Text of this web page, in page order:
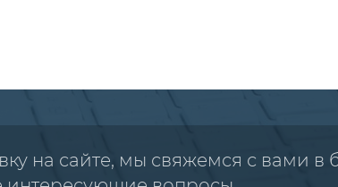
на сайте, мы свяжемся с вами